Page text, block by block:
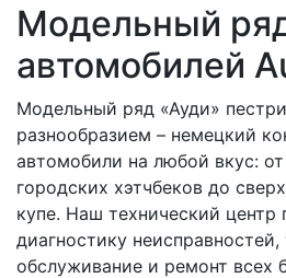
Модельный
автомобилей
Модельный ряд «Ауди»
разнообразием – немецкий
автомобили на любой вкус:
городских хэтчбеков до
купе. Наш технический центр
диагностику неисправностей,
обслуживание и ремонт всех